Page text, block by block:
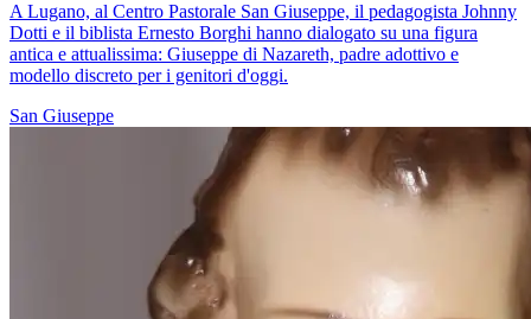
A Lugano, al Centro Pastorale San Giuseppe, il pedagogista Johnny
Dotti e il biblista Ernesto Borghi hanno dialogato su una figura
antica e attualissima: Giuseppe di Nazareth, padre adottivo e
modello discreto per i genitori d'oggi.
San Giuseppe